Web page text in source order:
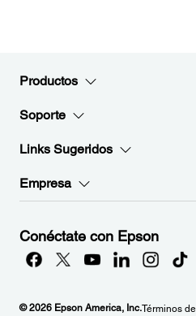
Productos
Soporte
Links Sugeridos
Empresa
Conéctate con Epson
© 2026 Epson America, Inc.Términos